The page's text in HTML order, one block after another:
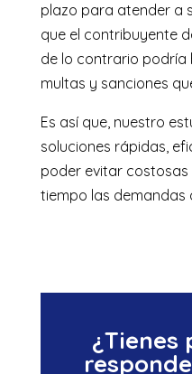
plazo para atender a
que el contribuyente
de lo contrario podría
multas y sanciones
Es así que, nuestro
soluciones rápidas,
poder evitar
tiempo las demandas
¿Tienes